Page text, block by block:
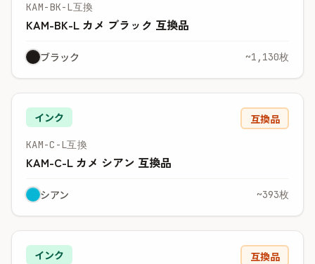
KAM-BK-L互換
KAM-BK-L カメ ブラック 互換品
ブラック ~1,130枚
インク 互換品
KAM-C-L互換
KAM-C-L カメ シアン 互換品
シアン ~393枚
インク 互換品